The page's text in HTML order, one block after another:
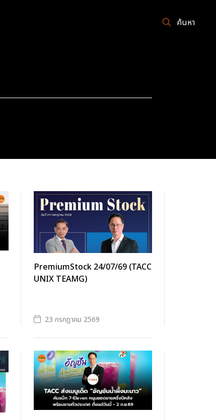
ค้นหา
PremiumStock 24/07/69 (TACC
UNIX TEAMG)
23 กรกฎาคม 2569